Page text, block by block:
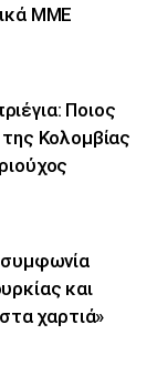
ΜΜΕ
Ποιος
Κολομβίας
συμφωνία
και
χαρτιά»